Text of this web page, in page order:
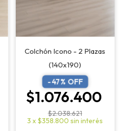
Colchón Icono - 2 Plazas
(140x190)
-47% OFF
$1.076.400
$2.038.621
3 x $358.800 sin interés